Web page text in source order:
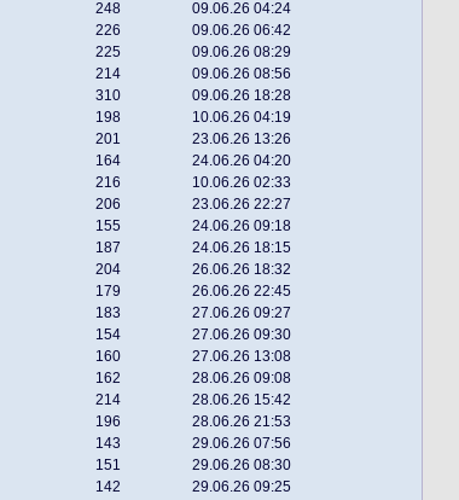
248 09.06.26 04:24
226 09.06.26 06:42
225 09.06.26 08:29
214 09.06.26 08:56
310 09.06.26 18:28
198 10.06.26 04:19
201 23.06.26 13:26
164 24.06.26 04:20
216 10.06.26 02:33
206 23.06.26 22:27
155 24.06.26 09:18
187 24.06.26 18:15
204 26.06.26 18:32
179 26.06.26 22:45
183 27.06.26 09:27
154 27.06.26 09:30
160 27.06.26 13:08
162 28.06.26 09:08
214 28.06.26 15:42
196 28.06.26 21:53
143 29.06.26 07:56
151 29.06.26 08:30
142 29.06.26 09:25